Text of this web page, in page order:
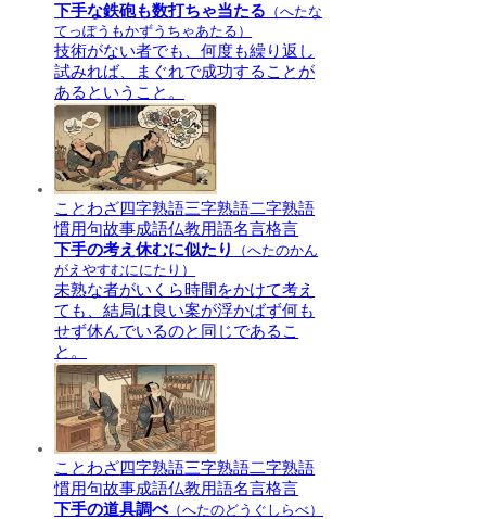
下手な鉄砲も数打ちゃ当たる （へたな
てっぽうもかずうちゃあたる）
技術がない者でも、何度も繰り返し
試みれば、まぐれで成功することが
あるということ。
ことわざ四字熟語三字熟語二字熟語
慣用句故事成語仏教用語名言格言
下手の考え休むに似たり
（へたのかん
がえやすむににたり）
未熟な者がいくら時間をかけて考え
ても、結局は良い案が浮かばず何も
せず休んでいるのと同じであるこ
と。
ことわざ四字熟語三字熟語二字熟語
慣用句故事成語仏教用語名言格言
下手の道具調べ（へたのどうぐしらべ）